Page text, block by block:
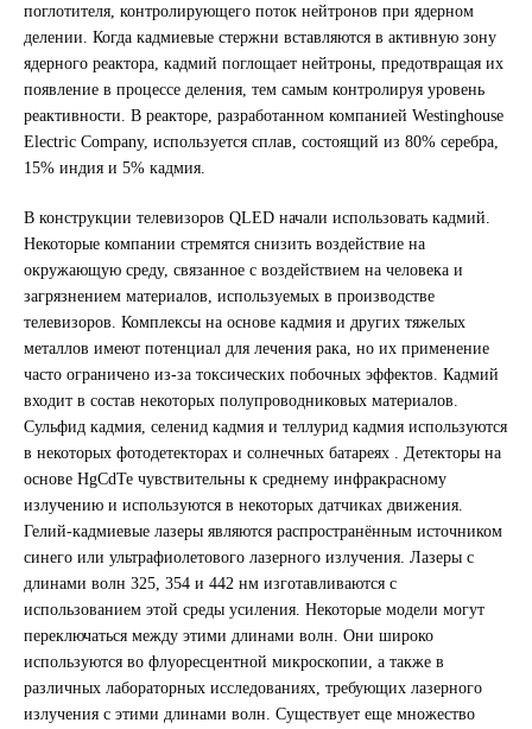
поглотителя, контролирующего поток нейтронов при ядерном
делении. Когда кадмиевые стержни вставляются в активную зону
ядерного реактора, кадмий поглощает нейтроны, предотвращая их
появление в процессе деления, тем самым контролируя уровень
реактивности. В реакторе, разработанном компанией Westinghouse
Electric Company, используется сплав, состоящий из 80% серебра,
15% индия и 5% кадмия.
В конструкции телевизоров QLED начали использовать кадмий.
Некоторые компании стремятся снизить воздействие на
окружающую среду, связанное с воздействием на человека и
загрязнением материалов, используемых в производстве
телевизоров. Комплексы на основе кадмия и других тяжелых
металлов имеют потенциал для лечения рака, но их применение
часто ограничено из-за токсических побочных эффектов. Кадмий
входит в состав некоторых полупроводниковых материалов.
Сульфид кадмия, селенид кадмия и теллурид кадмия используются
в некоторых фотодетекторах и солнечных батареях . Детекторы на
основе HgCdTe чувствительны к среднему инфракрасному
излучению и используются в некоторых датчиках движения.
Гелий-кадмиевые лазеры являются распространённым источником
синего или ультрафиолетового лазерного излучения. Лазеры с
длинами волн 325, 354 и 442 нм изготавливаются с
использованием этой среды усиления. Некоторые модели могут
переключаться между этими длинами волн. Они широко
используются во флуоресцентной микроскопии, а также в
различных лабораторных исследованиях, требующих лазерного
излучения с этими длинами волн. Существует еще множество